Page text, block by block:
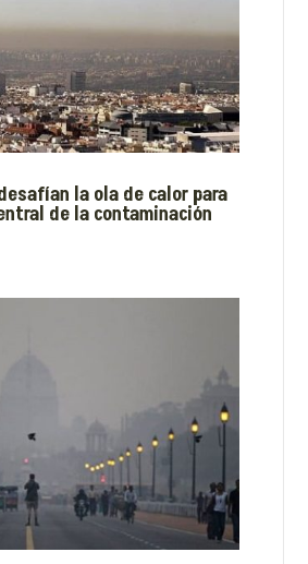
la ola de calor para
de la contaminación